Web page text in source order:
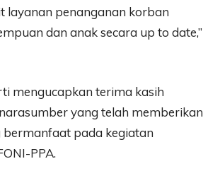
layanan penanganan korban
dan anak secara up to date,”
mengucapkan terima kasih
yang telah memberikan
bermanfaat pada kegiatan
PPA.